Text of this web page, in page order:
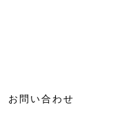
お問い合わせ